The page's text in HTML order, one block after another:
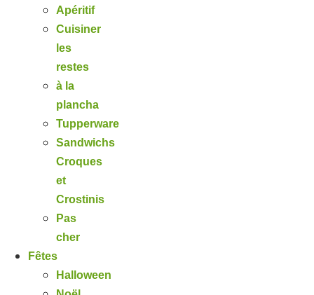
Apéritif
Cuisiner
les
restes
à la
plancha
Tupperware
Sandwichs
Croques
et
Crostinis
Pas
cher
Fêtes
Halloween